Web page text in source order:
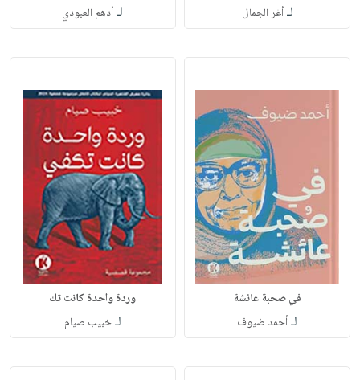
لـأغر الجمال لـأدهم العبودي
في صحبة عائشة
لـأحمد ضيوف
وردة واحدة كانت تك
لـخبيب صيام